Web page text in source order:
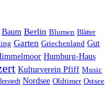
Baum Berlin Blumen Blätter
Garten Griechenland Gut
Humburg-Haus
Kulturverein Pfiff Music
Nordsee Oldtimer Ostsee